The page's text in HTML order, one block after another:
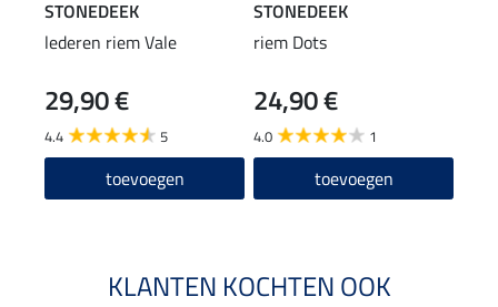
STONEDEEK
lederen riem Vale
29,90 €
4.4 5
toevoegen
STONEDEEK
riem Dots
24,90 €
4.0 1
toevoegen
KLANTEN KOCHTEN OOK